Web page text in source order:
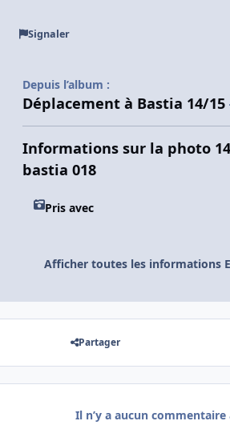
Signaler
Depuis l’album :
Déplacement à Bastia 14/15
Informations sur la photo
bastia 018
Pris avec
Afficher toutes les informations
Partager
Il n’y a aucun commentaire